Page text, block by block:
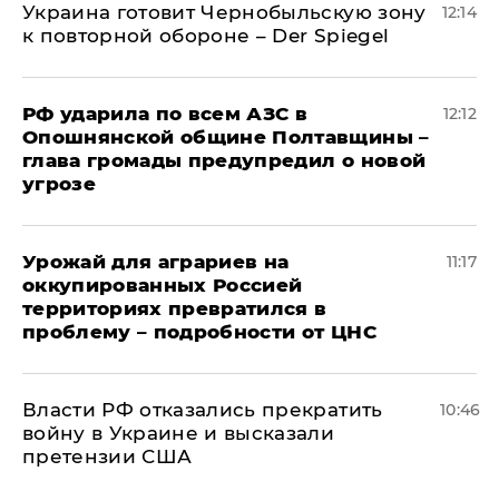
Украина готовит Чернобыльскую зону
к повторной обороне – Der Spiegel
12:14
РФ ударила по всем АЗС в
Опошнянской общине Полтавщины –
глава громады предупредил о новой
угрозе
12:12
Урожай для аграриев на
оккупированных Россией
территориях превратился в
проблему – подробности от ЦНС
11:17
Власти РФ отказались прекратить
войну в Украине и высказали
претензии США
10:46